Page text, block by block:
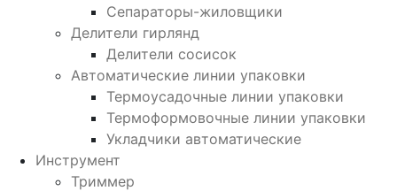
Сепараторы-жиловщики
Делители гирлянд
Делители сосисок
Автоматические линии упаковки
Термоусадочные линии упаковки
Термоформовочные линии упаковки
Укладчики автоматические
Инструмент
Триммер